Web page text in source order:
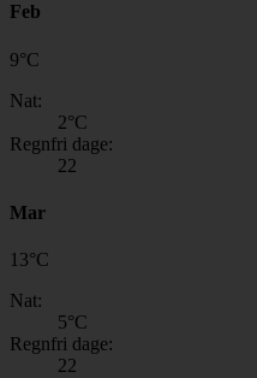
Feb
9°C
Nat:
2°C
Regnfri dage:
22
Mar
13°C
Nat:
5°C
Regnfri dage:
22